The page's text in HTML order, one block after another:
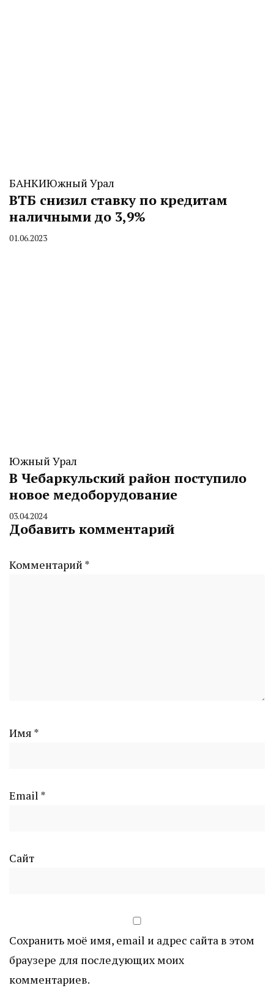
БАНКИЮжный Урал
ВТБ снизил ставку по кредитам
наличными до 3,9%
By
01.06.2023
Южный Урал
В Чебаркульский район поступило
новое медоборудование
By
CHELINDUSTRY
03.04.2024
Добавить комментарий
Комментарий *
Имя *
Email *
Сайт
Сохранить моё имя, email и адрес сайта в этом
браузере для последующих моих
комментариев.